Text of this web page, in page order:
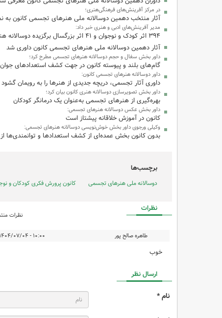
در مرکز آفرینش‌های فرهنگی‌هنری؛
آثار منتخب دهمین دوسالانه ملی هنرهای تجسمی کانون به
مدیر آفرینش‌های ادبی و هنری خبر داد:
۳۹۴ اثر کودک و نوجوان و ۴۱ اثر بزرگسال برگزیده دوسالانه هنرهای تجسمی کانون
آثار دهمین دوسالانه ملی هنرهای تجسمی کانون داوری شد
داور بخش سفال و حجم دوسالانه هنرهای تجسمی مطرح کرد؛
گام‌های بلند و پیوسته کانون در جهت کشف استعدادهای جوان
داور دوسالانه هنرهای تجسمی کانون:
داوری آثار تجسمی، دریچه جدیدی از هنرها را به رویمان گشود
داور بخش تصویرسازی دوسالانه هنری کانون بیان کرد؛
بهره‌گیری از هنرهای تجسمی به‌عنوان یک درمانگر کودکان
داور بخش عکس دوسالانه هنرهای تجسمی:
کانون در آموزش خلاقانه پیشتاز است
وکیلی ورجوی داور بخش خوش‌نویسی دوسالانه هنرهای تجسمی:
بدون کانون بخش عمده‌ای از کشف استعدادها و توانمندی‌ها
برچسب‌ها
دوسالانه ملی هنرهای تجسمی کانون پرورش فکری کودکان و
نظرات
نظرات
طاهره صالح پور ۱۰:۰۰ - ۱۴۰۴/۰۷/۰۴
خوب
ارسال نظر
نام *